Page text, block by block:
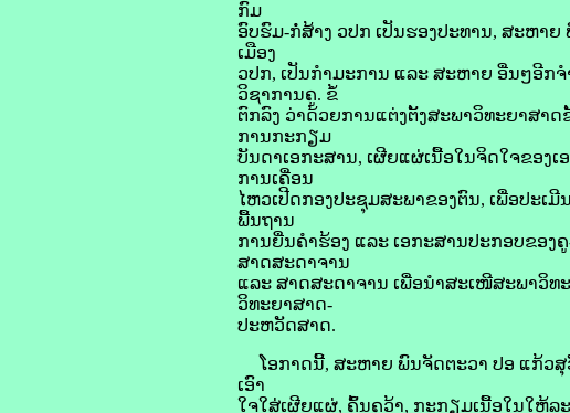
ກົມ
ອົບຮົມ-ກໍ່ສ້າງ ວປກ ເປັນຮອງປະທານ, ສະຫາ
ເມືອງ
ວປກ, ເປັນກຳມະການ ແລະ ສະຫາຍ ອື່ນໆອີກ
ວິຊາການຄູ. ຂໍ້
ຕົກລົງ ວ່າດ້ວຍການແຕ່ງຕັ້ງສະພາວິທະຍາສາ
ການກະກຽມ
ບັນດາເອກະສານ, ເຜີຍແຜ່ເນື້ອໃນຈິດໃຈຂອງ
ການເຄື່ອນ
ໄຫວເປີດກອງປະຊຸມສະພາຂອງຕົນ, ເພື່ອປະ
ພື້ນຖານ
ການຍື່ນຄຳຮ້ອງ ແລະ ເອກະສານປະກອບຂອງ
ສາດສະດາຈານ
ແລະ ສາດສະດາຈານ ເພື່ອນຳສະເໜີສະພາວິ
ວິທະຍາສາດ-
ປະຫວັດສາດ.
ໂອກາດນີ້, ສະຫາຍ ພົນຈັດຕະວາ ປອ ແກ້ວສຸ
ເອົາ
ໃຈໃສ່ເຜີຍແຜ່, ຄົ້ນຄວ້າ, ກະກຽມເນື້ອໃນໃຫ້ລ